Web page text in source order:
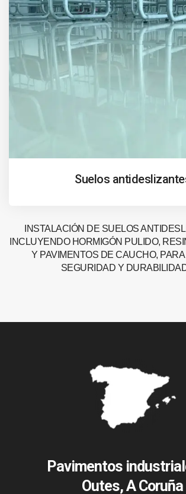
Suelos
INSTALACIÓN DE SUELOS
INCLUYENDO HORMIGÓN PULIDO,
Y PAVIMENTOS DE CAUCHO,
SEGURIDAD Y
Pavimentos
Outes, A Coruña